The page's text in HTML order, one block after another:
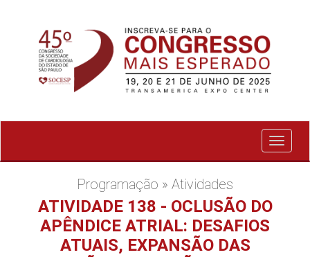
Exibir
menu
Programação » Atividades
ATIVIDADE 138 - OCLUSÃO DO
APÊNDICE ATRIAL: DESAFIOS
ATUAIS, EXPANSÃO DAS